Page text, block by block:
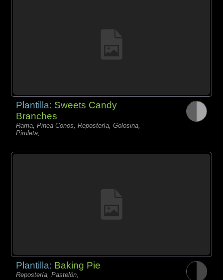
Plantilla: Sweets Candy
Branches
Rama, Pinea Conos, Repostería, Golosina,
Piruleta,
Plantilla: Baking Pie
Repostería, Pastelón,